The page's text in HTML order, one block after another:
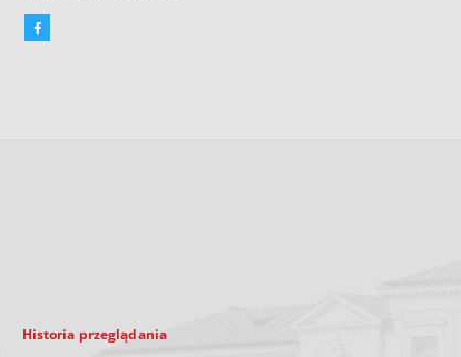
Facebook
Historia przeglądania